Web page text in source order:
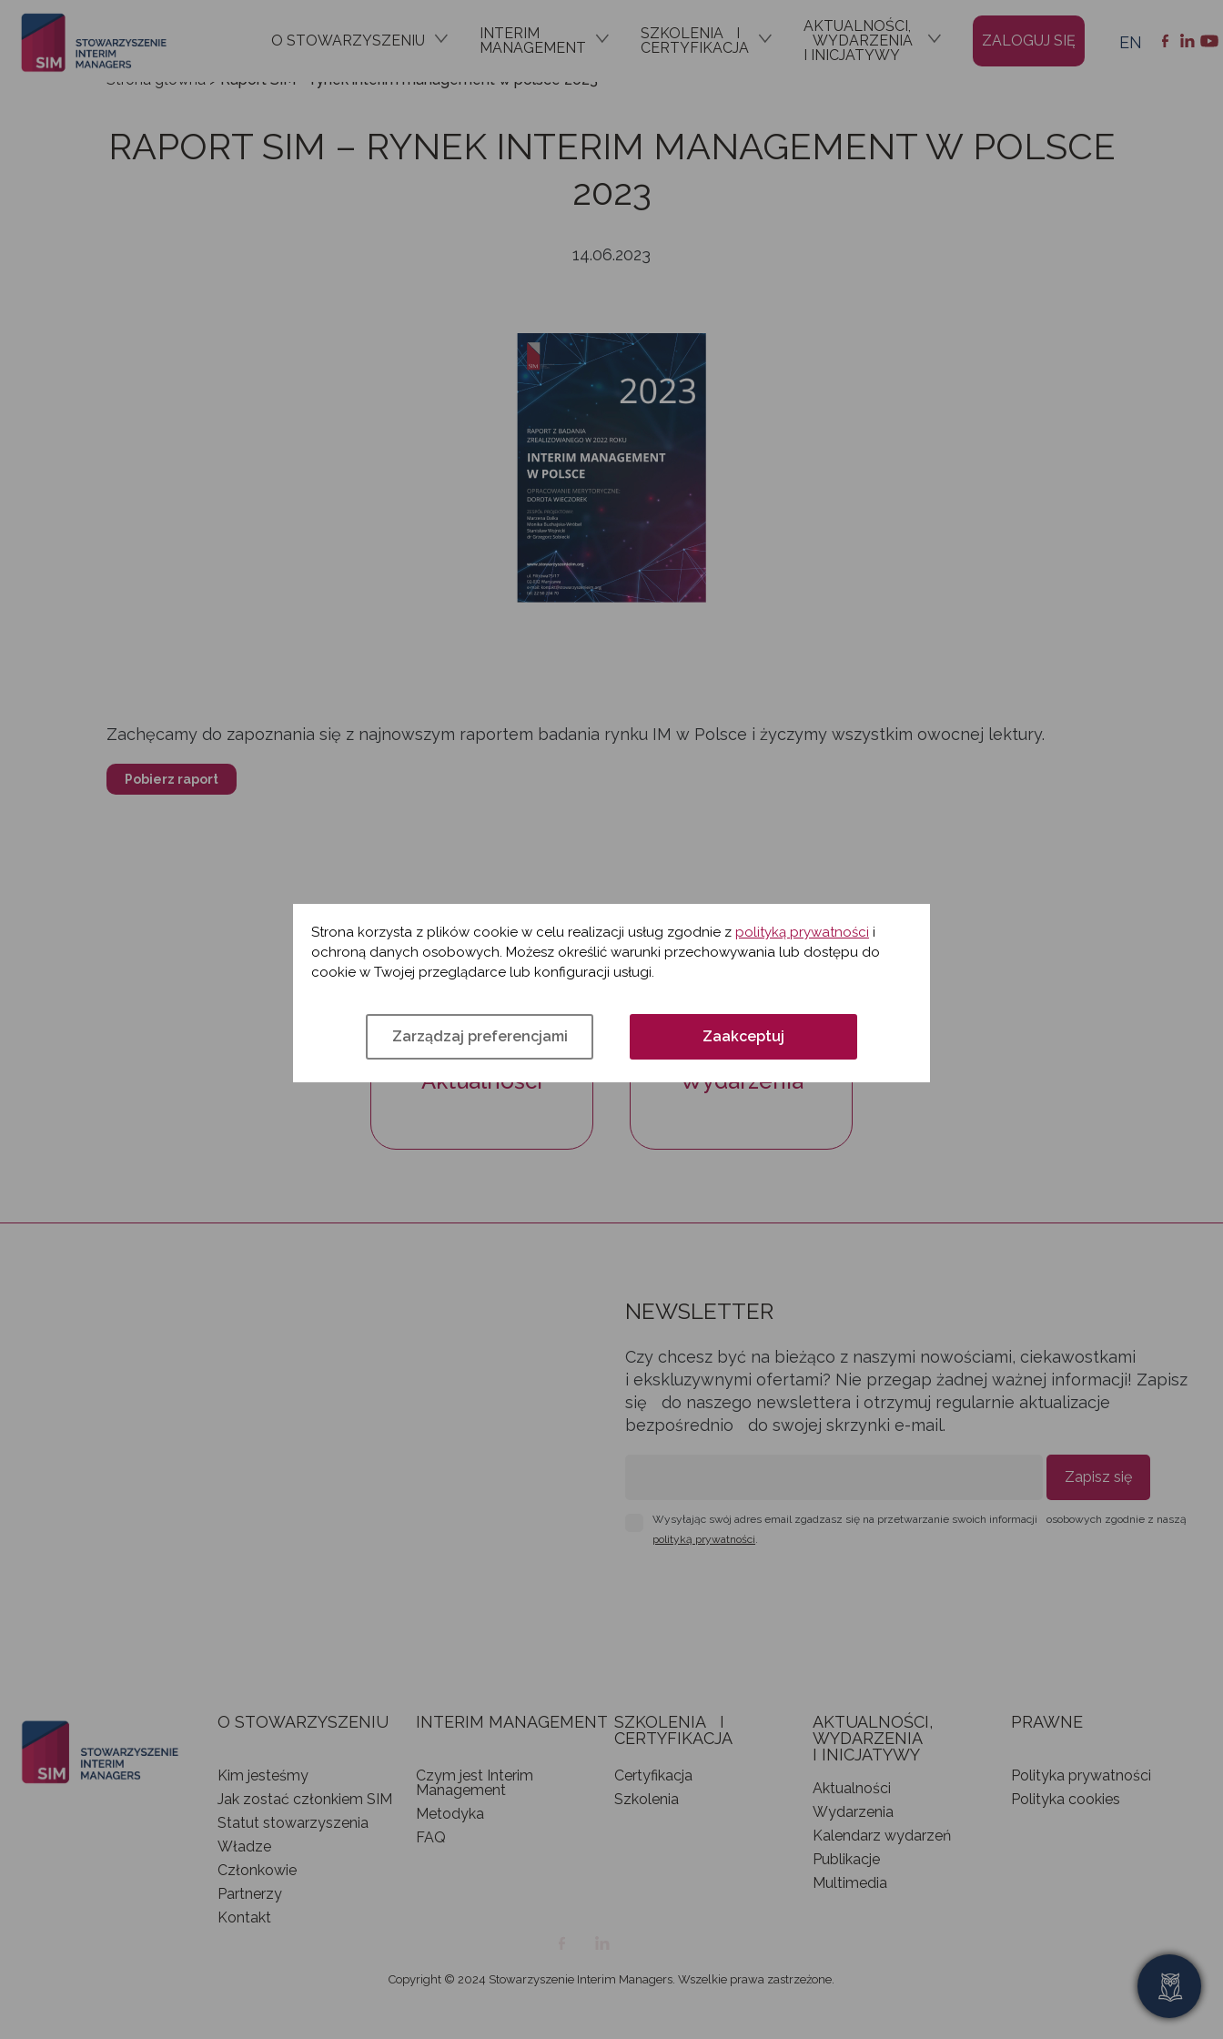
O STOWARZYSZENIU
INTERIM
MANAGEMENT
SZKOLENIA I
CERTYFIKACJA
AKTUALNOŚCI,
WYDARZENIA
I INICJATYWY
ZALOGUJ SIĘ EN
Strona główna > Raport SIM – rynek interim management w polsce 2023
RAPORT SIM – RYNEK INTERIM MANAGEMENT W POLSCE
2023
14.06.2023
Zachęcamy do zapoznania się z najnowszym raportem badania rynku IM w Polsce i życzymy wszystkim owocnej lektury.
Pobierz raport
ZOBACZ TEŻ
Aktualności Wydarzenia
NEWSLETTER
Czy chcesz być na bieżąco z naszymi nowościami, ciekawostkami
i ekskluzywnymi ofertami? Nie przegap żadnej ważnej informacji! Zapisz
się do naszego newslettera i otrzymuj regularnie aktualizacje
bezpośrednio do swojej skrzynki e-mail.
Zapisz się
Wysyłając swój adres email zgadzasz się na przetwarzanie swoich informacji osobowych zgodnie z naszą
polityką prywatności.
O STOWARZYSZENIU
Kim jesteśmy
Jak zostać członkiem SIM
Statut stowarzyszenia
Władze
Członkowie
Partnerzy
Kontakt
INTERIM MANAGEMENT
Czym jest Interim
Management
Metodyka
FAQ
SZKOLENIA I
CERTYFIKACJA
Certyfikacja
Szkolenia
AKTUALNOŚCI,
WYDARZENIA
I INICJATYWY
Aktualności
Wydarzenia
Kalendarz wydarzeń
Publikacje
Multimedia
PRAWNE
Polityka prywatności
Polityka cookies
Copyright © 2024 Stowarzyszenie Interim Managers. Wszelkie prawa zastrzeżone.
Strona korzysta z plików cookie w celu realizacji usług zgodnie z polityką prywatności i
ochroną danych osobowych. Możesz określić warunki przechowywania lub dostępu do
cookie w Twojej przeglądarce lub konfiguracji usługi.
Zarządzaj preferencjami Zaakceptuj